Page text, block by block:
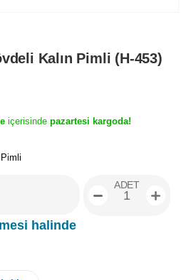
Kalın Pimli (H-453)
içerisinde pazartesi kargoda!
halinde
ADET